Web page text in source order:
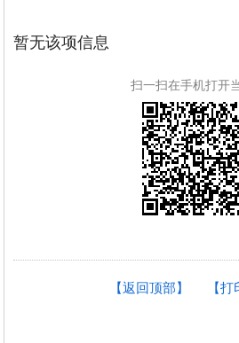
暂无该项信息
扫一扫在手机打开
【
【返回顶部】